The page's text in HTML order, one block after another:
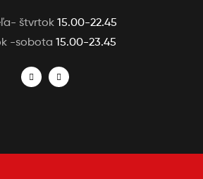
štvrtok 15.00-22.45
-sobota 15.00-23.45